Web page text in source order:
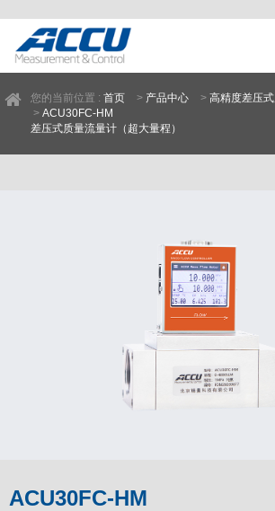
您的当前位置 : 首页 > 产品中心 > 高精度差压
> ACU30FC-HM
差压式质量流量计（超大量程）
ACU30FC-HM